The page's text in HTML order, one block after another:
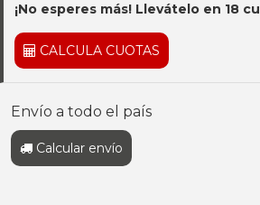
¡No esperes más! Llevátelo en 18
CALCULA CUOTAS
Envío a todo el país
Calcular envío